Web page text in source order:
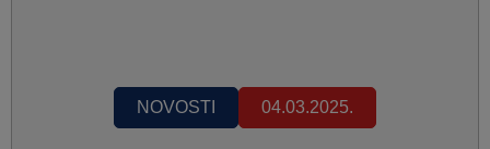
NOVOSTI 04.03.2025.